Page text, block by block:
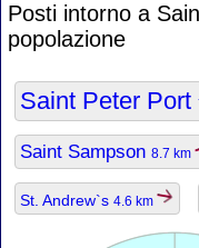
Posti intorno a
popolazione
Saint Peter Port
Saint Sampson 8.7 km
St. Andrew`s 4.6 km